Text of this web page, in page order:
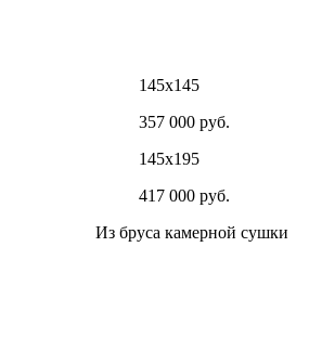
145х145
357 000 руб.
145х195
417 000 руб.
Из бруса камерной сушки